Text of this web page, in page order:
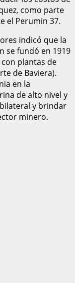
como parte
el Perumin 37.
indicó que la
se fundó en 1919
plantas de
de Baviera).
en la
de alto nivel y
y brindar
minero.